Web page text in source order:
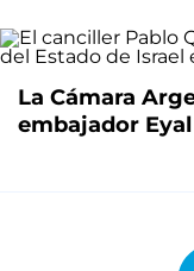
La Cámara
embajador Eyal